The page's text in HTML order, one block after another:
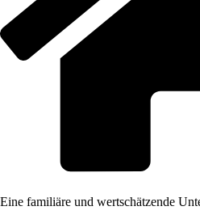
Eine familiäre und wertschätzende